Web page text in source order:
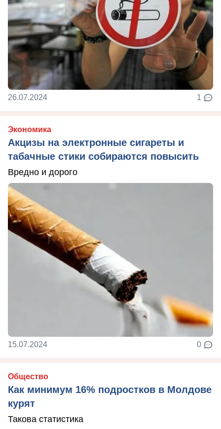
26.07.2024 1
Экономика
Акцизы на электронные сигареты и
табачные стики собираются повысить
Вредно и дорого
15.07.2024 0
Общество
Как минимум 16% подростков в Молдове
курят
Такова статистика